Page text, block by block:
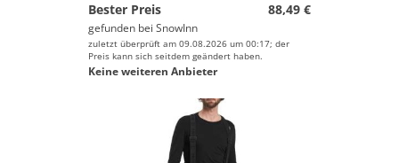
Bester Preis
88,49 €
gefunden bei SnowInn
zuletzt überprüft am 09.08.2026 um 00:17; der
Preis kann sich seitdem geändert haben.
Keine weiteren Anbieter